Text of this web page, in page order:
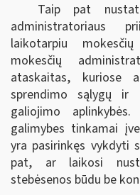
Taip pat
administratoriaus
laikotarpiu
mokesčių
ataskaitas, kuriose
sprendimo sąlygų ir
galiojimo
galimybes tinkamai
yra pasirinkęs vykdyti
pat, ar laikosi
stebėsenos būdu be